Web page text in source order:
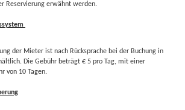
Reservierung erwähnt werden.
der Mieter ist nach Rücksprache bei der Buchung in
Die Gebühr beträgt € 5 pro Tag, mit einer
von 10 Tagen.